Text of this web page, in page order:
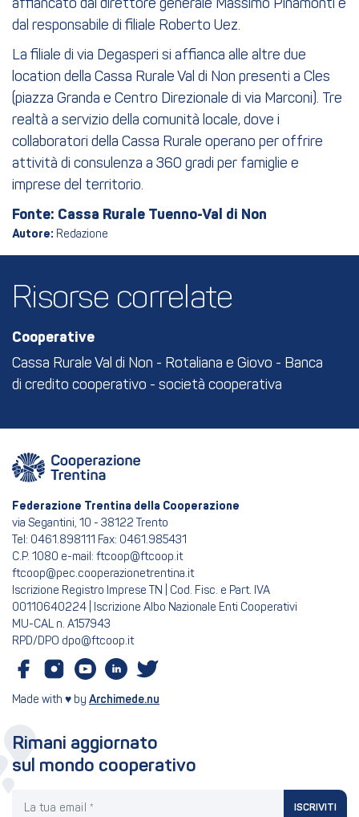
affiancato dal direttore generale Massimo Pinamonti e
dal responsabile di filiale Roberto Uez.
La filiale di via Degasperi si affianca alle altre due
location della Cassa Rurale Val di Non presenti a Cles
(piazza Granda e Centro Direzionale di via Marconi). Tre
realtà a servizio della comunità locale, dove i
collaboratori della Cassa Rurale operano per offrire
attività di consulenza a 360 gradi per famiglie e
imprese del territorio.
Fonte: Cassa Rurale Tuenno-Val di Non
Autore: Redazione
Risorse correlate
Cooperative
Cassa Rurale Val di Non - Rotaliana e Giovo - Banca
di credito cooperativo - società cooperativa
Federazione Trentina della Cooperazione
via Segantini, 10 - 38122 Trento
Tel: 0461.898111 Fax: 0461.985431
C.P. 1080 e-mail: ftcoop@ftcoop.it
ftcoop@pec.cooperazionetrentina.it
Iscrizione Registro Imprese TN | Cod. Fisc. e Part. IVA
00110640224 | Iscrizione Albo Nazionale Enti Cooperativi
MU-CAL n. A157943
RPD/DPO dpo@ftcoop.it
Made with ♥ by Archimede.nu
Rimani aggiornato
sul mondo cooperativo
ISCRIVITI